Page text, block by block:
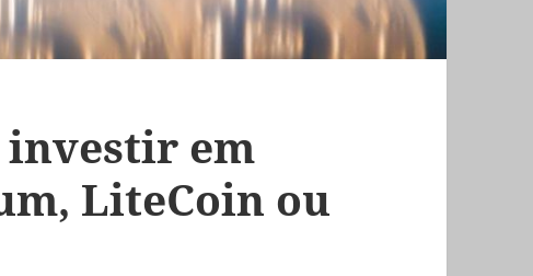
investir em
LiteCoin ou